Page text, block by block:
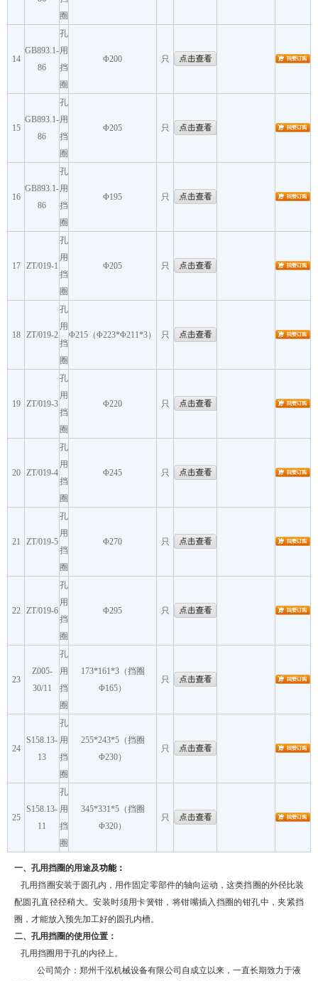
圈
14
GB893.1-
86
孔
用
挡
圈
Φ200 只
15
GB893.1-
86
孔
用
挡
圈
Φ205 只
16
GB893.1-
86
孔
用
挡
圈
Φ195 只
17 ZT/019-1
孔
用
挡
圈
Φ205 只
18 ZT/019-2
孔
用
挡
圈
Φ215（Φ223*Φ211*3） 只
19 ZT/019-3
孔
用
挡
圈
Φ220 只
20 ZT/019-4
孔
用
挡
圈
Φ245 只
21 ZT/019-5
孔
用
挡
圈
Φ270 只
22 ZT/019-6
孔
用
挡
圈
Φ295 只
23
Z005-
30/11
孔
用
挡
圈
173*161*3（挡圈
Φ165）
只
24
S158.13-
13
孔
用
挡
圈
255*243*5（挡圈
Φ230）
只
25
S158.13-
11
孔
用
挡
圈
345*331*5（挡圈
Φ320）
只
一、孔用挡圈的用途及功能：
孔用挡圈安装于圆孔内，用作固定零部件的轴向运动，这类挡圈的外径比装
配圆孔直径径稍大。安装时须用卡簧钳，将钳嘴插入挡圈的钳孔中，夹紧挡
圈，才能放入预先加工好的圆孔内槽。
二、孔用挡圈的使用位置：
孔用挡圈用于孔的内径上。
公司简介：郑州千泓机械设备有限公司自成立以来，一直长期致力于液